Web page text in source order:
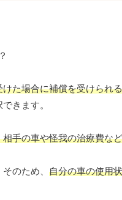
た場合に補償を受けられ
きます。
手の車や怪我の治療費な
のため、 自分の車の使用